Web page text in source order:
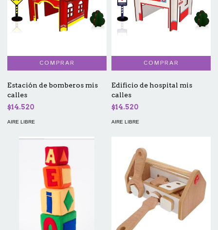
Estación de bomberos mis
calles
$14.520
AIRE LIBRE
Edificio de hospital mis
calles
$14.520
AIRE LIBRE